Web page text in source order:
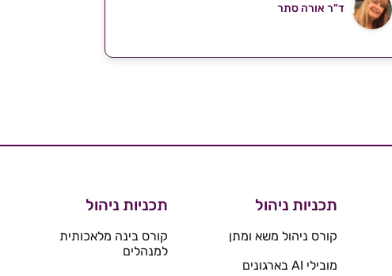
ד"ר אורה סתר
תכניות ניהול
קורס ניהול משא ומתן
מובילי AI בארגונים
תכניות ניהול
קורס בינה מלאכותית
למנהלים